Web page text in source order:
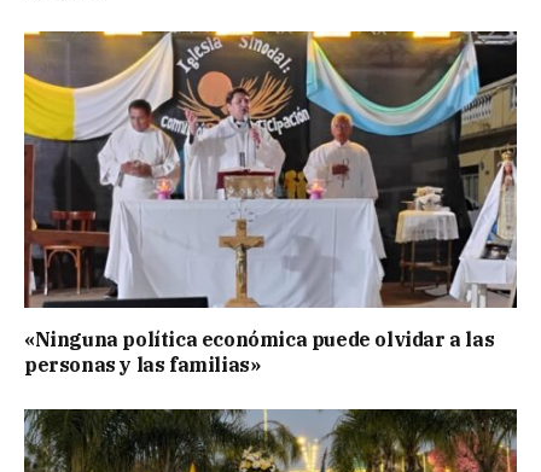
«Ninguna política económica puede olvidar a las
personas y las familias»